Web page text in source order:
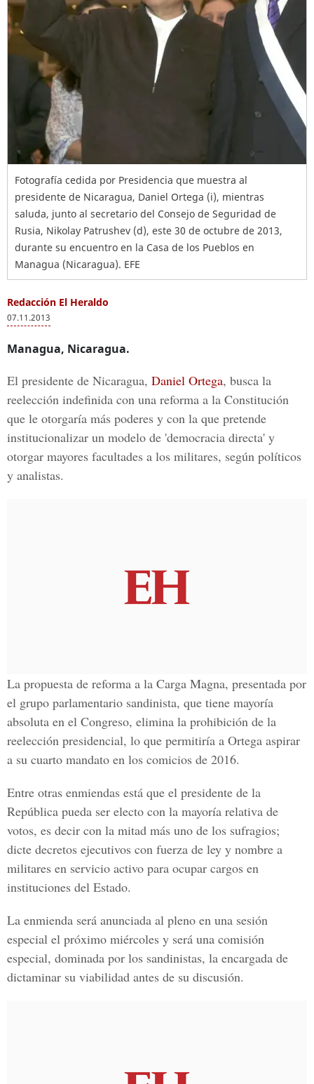
Fotografía cedida por Presidencia que muestra al
presidente de Nicaragua, Daniel Ortega (i), mientras
saluda, junto al secretario del Consejo de Seguridad de
Rusia, Nikolay Patrushev (d), este 30 de octubre de 2013,
durante su encuentro en la Casa de los Pueblos en
Managua (Nicaragua). EFE
Redacción El Heraldo
07.11.2013
Managua, Nicaragua.
El presidente de Nicaragua, Daniel Ortega, busca la
reelección indefinida con una reforma a la Constitución
que le otorgaría más poderes y con la que pretende
institucionalizar un modelo de 'democracia directa' y
otorgar mayores facultades a los militares, según políticos
y analistas.
La propuesta de reforma a la Carga Magna, presentada por
el grupo parlamentario sandinista, que tiene mayoría
absoluta en el Congreso, elimina la prohibición de la
reelección presidencial, lo que permitiría a Ortega aspirar
a su cuarto mandato en los comicios de 2016.
Entre otras enmiendas está que el presidente de la
República pueda ser electo con la mayoría relativa de
votos, es decir con la mitad más uno de los sufragios;
dicte decretos ejecutivos con fuerza de ley y nombre a
militares en servicio activo para ocupar cargos en
instituciones del Estado.
La enmienda será anunciada al pleno en una sesión
especial el próximo miércoles y será una comisión
especial, dominada por los sandinistas, la encargada de
dictaminar su viabilidad antes de su discusión.